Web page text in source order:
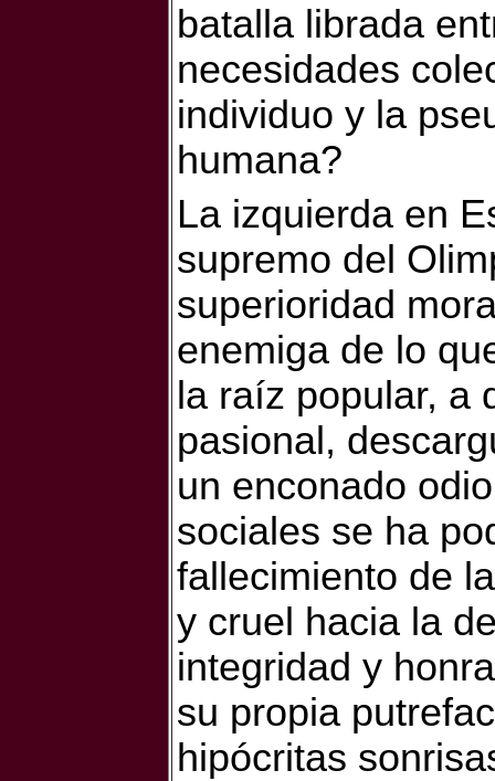
batalla librada
necesidades
individuo y la
humana?
La izquierda en
supremo del
superioridad
enemiga de lo
la raíz popular, a
pasional,
un enconado
sociales se ha
fallecimiento de
y cruel hacia la
integridad y
su propia
hipócritas